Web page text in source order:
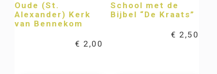
Oude (St.
Alexander) Kerk
van Bennekom
€ 2,00
School met de
Bijbel “De Kraats”
€ 2,50